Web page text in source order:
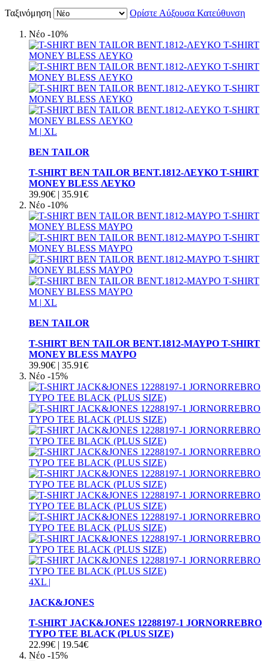
Ταξινόμηση
Ορίστε Αύξουσα Κατεύθυνση
Νέο -10%
M | XL
BEN TAILOR
T-SHIRT BEN TAILOR BENT.1812-ΛΕΥΚΟ T-SHIRT
MONEY BLESS ΛΕΥΚΟ
39.90€ | 35.91€
Νέο -10%
M | XL
BEN TAILOR
T-SHIRT BEN TAILOR BENT.1812-ΜΑΥΡΟ T-SHIRT
MONEY BLESS ΜΑΥΡΟ
39.90€ | 35.91€
Νέο -15%
4XL |
JACK&JONES
T-SHIRT JACK&JONES 12288197-1 JORNORREBRO
TYPO TEE BLACK (PLUS SIZE)
22.99€ | 19.54€
Νέο -15%